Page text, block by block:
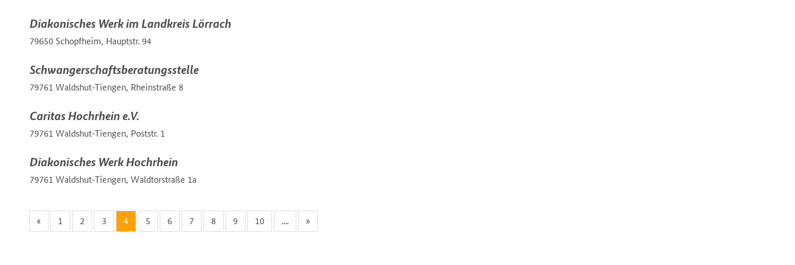
Diakonisches Werk im Landkreis Lörrach
79650 Schopfheim, Hauptstr. 94
Schwangerschaftsberatungsstelle
79761 Waldshut-Tiengen, Rheinstraße 8
Caritas Hochrhein e.V.
79761 Waldshut-Tiengen, Poststr. 1
Diakonisches Werk Hochrhein
79761 Waldshut-Tiengen, Waldtorstraße 1a
« 1 2 3 4 5 6 7 8 9 10 .... »